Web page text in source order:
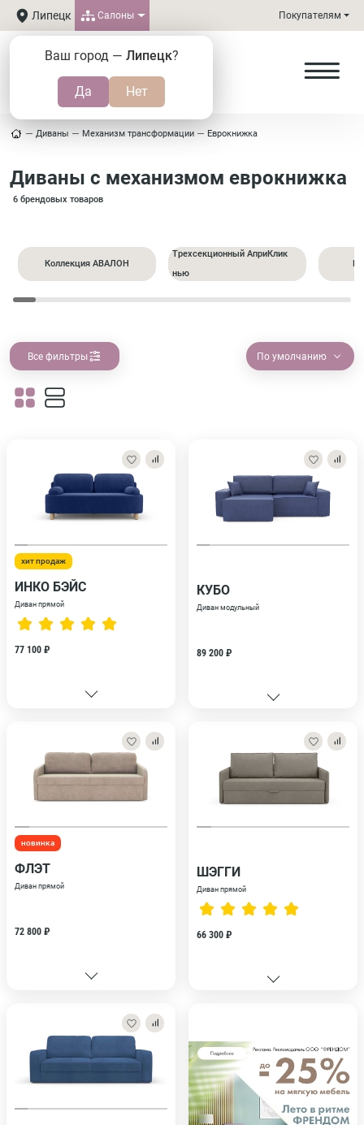
Липецк
Ваш город — Липецк?
Салоны Покупателям
Диваны Механизм трансформации Еврокнижка
Диваны с механизмом еврокнижка
6 брендовых товаров
Коллекция АВАЛОН
Трехсекционный АприКлик
нью
Все фильтры По умолчанию
хит продаж
ИНКО БЭЙС
Диван прямой
77 100 ₽
КУБО
Диван модульный
89 200 ₽
новинка
ФЛЭТ
Диван прямой
72 800 ₽
ШЭГГИ
Диван прямой
66 300 ₽